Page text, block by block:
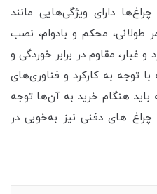
دارای ویژگی‌هایی مانند
طولانی، محکم و بادوام، نصب
مقاوم در برابر خوردگی و
با توجه به کارکرد و فناوری‌های
باید هنگام خرید به آن‌ها توجه
های دفنی نیز به‌خوبی در